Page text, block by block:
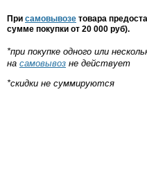
При самовывозе товара
сумме покупки от 20 000 руб).
*при покупке одного или
на самовывоз не действует
*скидки не суммируются